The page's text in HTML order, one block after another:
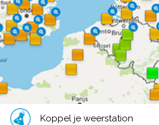
Koppel je weerstation